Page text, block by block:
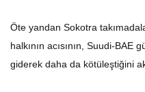
Öte yandan Sokotra
halkının acısının, Suudi-BAE
giderek daha da kötüleştiğini